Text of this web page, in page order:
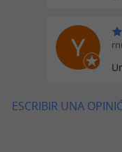
ESCRIBIR UNA